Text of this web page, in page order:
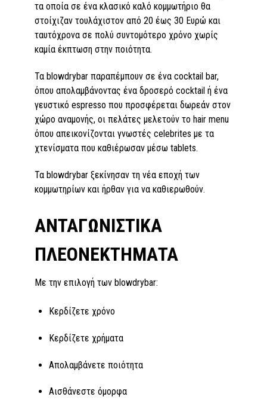
τα οποία σε ένα κλασικό καλό κομμωτήριο θα
στοίχιζαν τουλάχιστον από 20 έως 30 Ευρώ και
ταυτόχρονα σε πολύ συντομότερο χρόνο χωρίς
καμία έκπτωση στην ποιότητα.
Τα blowdrybar παραπέμπουν σε ένα cocktail bar,
όπου απολαμβάνοντας ένα δροσερό cocktail ή ένα
γευστικό espresso που προσφέρεται δωρεάν στον
χώρο αναμονής, οι πελάτες μελετούν το hair menu
όπου απεικονίζονται γνωστές celebrites με τα
χτενίσματα που καθιέρωσαν μέσω tablets.
Τα blowdrybar ξεκίνησαν τη νέα εποχή των
κομμωτηρίων και ήρθαν για να καθιερωθούν.
ΑΝΤΑΓΩΝΙΣΤΙΚΑ
ΠΛΕΟΝΕΚΤΗΜΑΤΑ
Με την επιλογή των blowdrybar:
Κερδίζετε χρόνο
Κερδίζετε χρήματα
Απολαμβάνετε ποιότητα
Αισθάνεστε όμορφα